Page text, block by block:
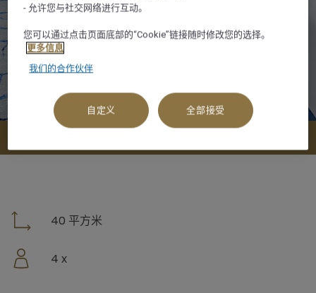
40 平方米
4 x
- 允许您与社交网络进行互动。
您可以通过点击页面底部的“Cookie”链接随时修改您的选择。
更多信息
我们的合作伙伴
自定义 全部接受